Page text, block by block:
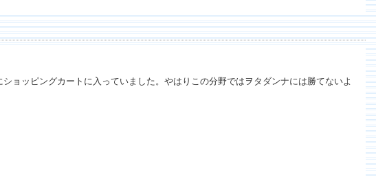
ョッピングカートに入っていました。やはりこの分野ではヲタダンナには勝てないよ